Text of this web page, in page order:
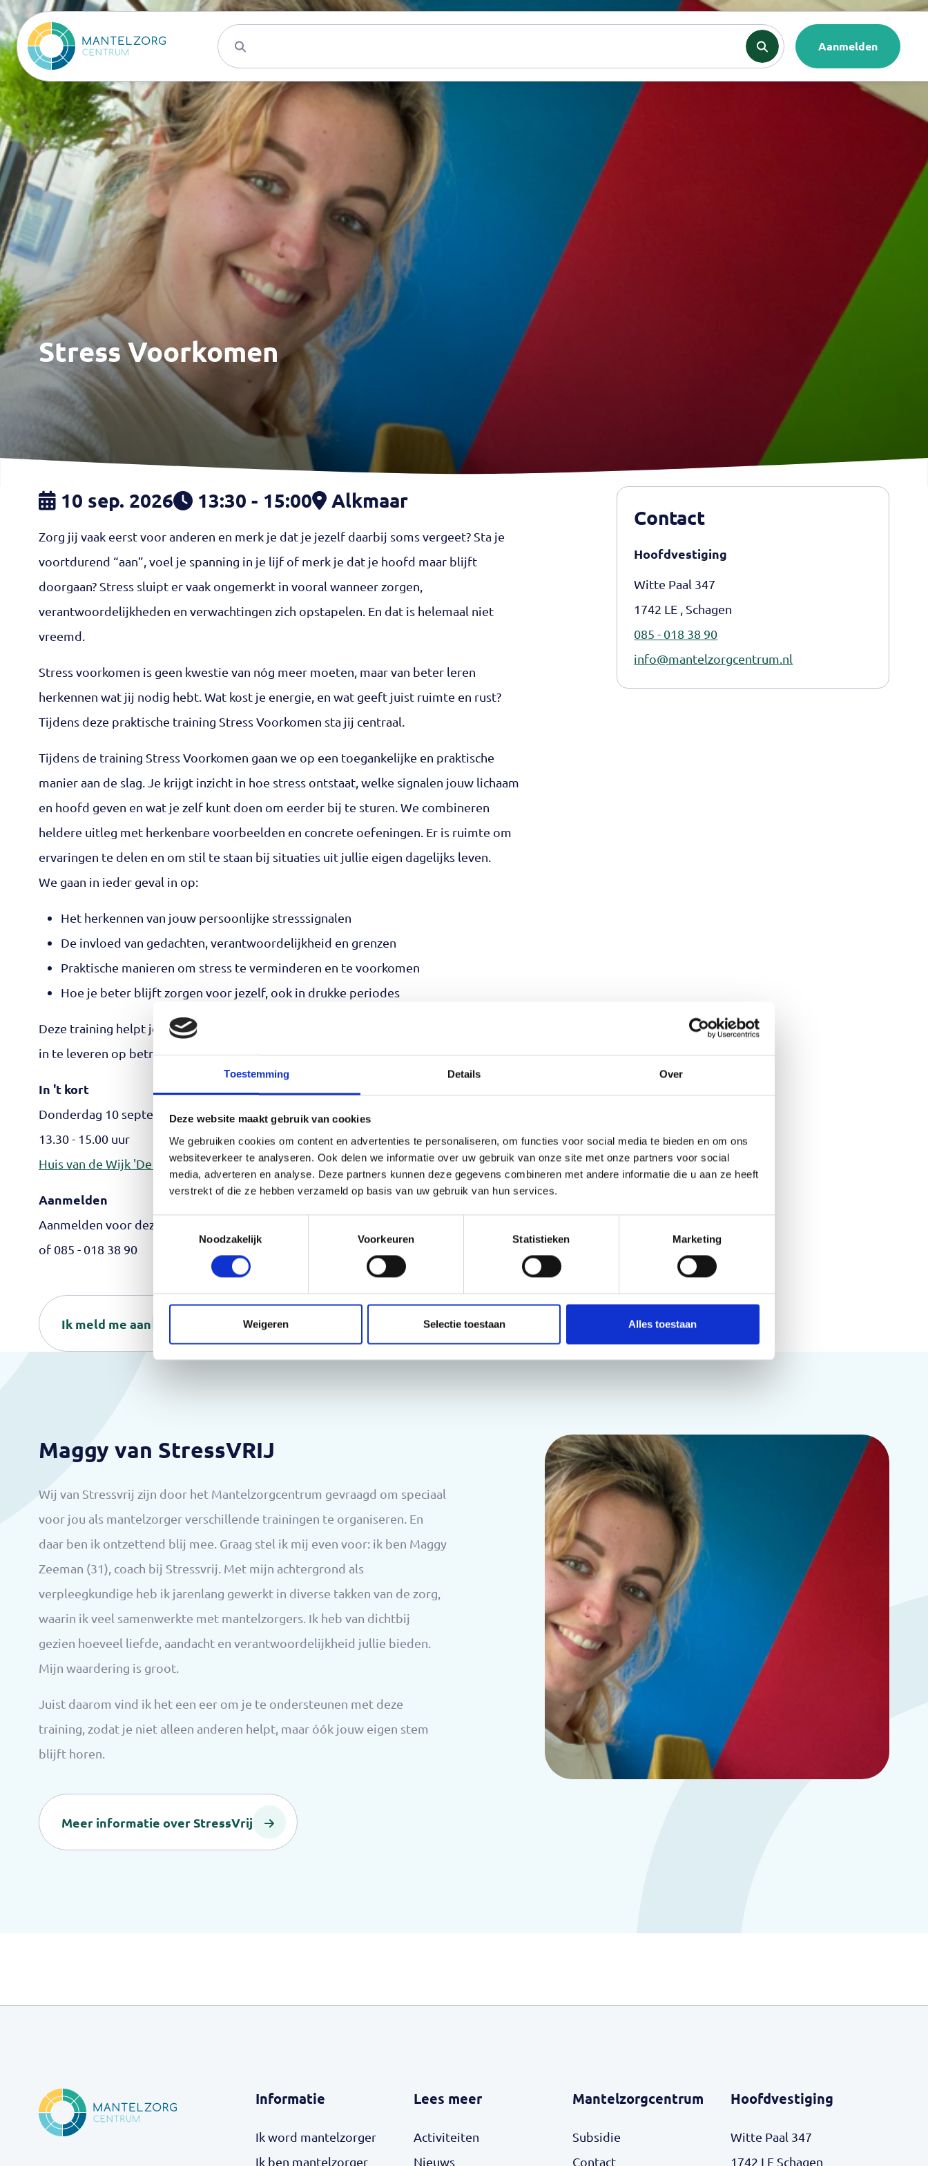
Toestemming Details Over
Deze website maakt gebruik van cookies
We gebruiken cookies om content en advertenties te personaliseren, om functies voor social media te bieden en om ons
websiteverkeer te analyseren. Ook delen we informatie over uw gebruik van onze site met onze partners voor social
media, adverteren en analyse. Deze partners kunnen deze gegevens combineren met andere informatie die u aan ze heeft
verstrekt of die ze hebben verzameld op basis van uw gebruik van hun services.
Toestemmingsselectie
Noodzakelijk
Voorkeuren Statistieken Marketing
Weigeren Selectie toestaan Alles toestaan
Aanmelden
Stress Voorkomen
10 sep. 2026 13:30 - 15:00 Alkmaar
Zorg jij vaak eerst voor anderen en merk je dat je jezelf daarbij soms vergeet? Sta je
voortdurend “aan”, voel je spanning in je lijf of merk je dat je hoofd maar blijft
doorgaan? Stress sluipt er vaak ongemerkt in vooral wanneer zorgen,
verantwoordelijkheden en verwachtingen zich opstapelen. En dat is helemaal niet
vreemd.
Stress voorkomen is geen kwestie van nóg meer moeten, maar van beter leren
herkennen wat jij nodig hebt. Wat kost je energie, en wat geeft juist ruimte en rust?
Tijdens deze praktische training Stress Voorkomen sta jij centraal.
Tijdens de training Stress Voorkomen gaan we op een toegankelijke en praktische
manier aan de slag. Je krijgt inzicht in hoe stress ontstaat, welke signalen jouw lichaam
en hoofd geven en wat je zelf kunt doen om eerder bij te sturen. We combineren
heldere uitleg met herkenbare voorbeelden en concrete oefeningen. Er is ruimte om
ervaringen te delen en om stil te staan bij situaties uit jullie eigen dagelijks leven.
We gaan in ieder geval in op:
Het herkennen van jouw persoonlijke stresssignalen
De invloed van gedachten, verantwoordelijkheid en grenzen
Praktische manieren om stress te verminderen en te voorkomen
Hoe je beter blijft zorgen voor jezelf, ook in drukke periodes
Deze training helpt je om meer rust, overzicht en balans te ervaren, zonder dat je hoeft
in te leveren op betrokkenheid bij anderen.
In 't kort
Donderdag 10 september
13.30 - 15.00 uur
Huis van de Wijk 'De Alkenhorst', Alkmaar
Aanmelden
Aanmelden voor deze workshop is verplicht en dat kan via
of 085 - 018 38 90
Ik meld me aan
Contact
Hoofdvestiging
Witte Paal 347
1742 LE , Schagen
085 - 018 38 90
info@mantelzorgcentrum.nl
Maggy van StressVRIJ
Wij van Stressvrij zijn door het Mantelzorgcentrum gevraagd om speciaal
voor jou als mantelzorger verschillende trainingen te organiseren. En
daar ben ik ontzettend blij mee. Graag stel ik mij even voor: ik ben Maggy
Zeeman (31), coach bij Stressvrij. Met mijn achtergrond als
verpleegkundige heb ik jarenlang gewerkt in diverse takken van de zorg,
waarin ik veel samenwerkte met mantelzorgers. Ik heb van dichtbij
gezien hoeveel liefde, aandacht en verantwoordelijkheid jullie bieden.
Mijn waardering is groot.
Juist daarom vind ik het een eer om je te ondersteunen met deze
training, zodat je niet alleen anderen helpt, maar óók jouw eigen stem
blijft horen.
Meer informatie over StressVrij
Informatie
Ik word mantelzorger
Ik ben mantelzorger
Lees meer
Activiteiten
Nieuws
Mantelzorgcentrum
Subsidie
Contact
Hoofdvestiging
Witte Paal 347
1742 LE Schagen